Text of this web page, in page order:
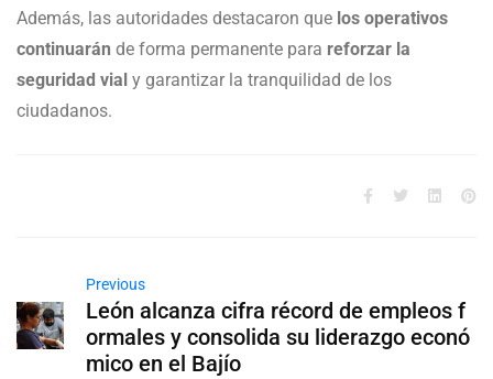
Además, las autoridades destacaron que los operativos
continuarán de forma permanente para reforzar la
seguridad vial y garantizar la tranquilidad de los
ciudadanos.
Previous
León alcanza cifra récord de empleos f
ormales y consolida su liderazgo econó
mico en el Bajío